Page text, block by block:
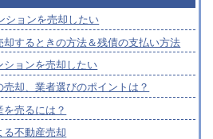
ションを売却したい
するときの方法＆残債の支払い方法
ションを売却したい
却、業者選びのポイントは？
売るには？
る不動産売却